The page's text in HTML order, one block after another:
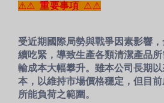
⚠︎⚠︎重要事項 ⚠︎⚠︎
受近期 國際局勢與戰爭因素影響
續吃緊，導致生產各類清潔產品
輸成本大幅攀升。雖本公司長期
本，以維持市場價格穩定，但目
所能負荷之範圍。